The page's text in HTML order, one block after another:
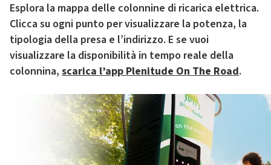
Esplora la mappa delle colonnine di ricarica elettrica.
Clicca su ogni punto per visualizzare la potenza, la
tipologia della presa e l’indirizzo. E se vuoi
visualizzare la disponibilità in tempo reale della
colonnina, scarica l’app Plenitude On The Road.